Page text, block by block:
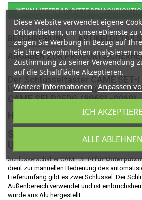
WENN LIEFERBAR, BITTE
BESCHREIBUNG
ARTIKELDETAILS
ANGABEN ZUR
Der Schlüsseltaster CAME SET-
lieferbar.Das neue Modell ist
CAME SELD2FDG (806SL-0060).
Hier finden Sie das neue Modell:
Schlüsselschalter CAME
Unterputzmontage
Schlüsselschalter CAME SET-Ifür
dient zur manuellen Bedienung des
Lieferumfang gibt es zwei Schlüssel. Der
Außenbereich verwendet und ist
wurde aus Alu hergestellt.
Diese Website verwendet eigene
Drittanbietern, um unsereDienste zu
zeigen Sie Werbung in Bezug auf
Sie Ihre Gewohnheiten analysieren
Zustimmung zu seiner Verwendung
auf die Schaltfläche Akzeptieren.
Weitere Informationen Anpassen
ALLE ABLEHNEN
ICH AKZEPTIERE